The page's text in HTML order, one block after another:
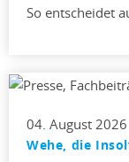
So entscheidet
04. August 2026
Wehe, die